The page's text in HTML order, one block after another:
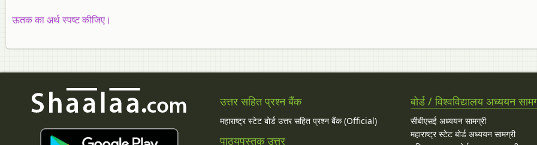
ऊतक का अर्थ स्पष्ट कीजिए।
उत्तर सहित प्रश्न बैंक
महाराष्ट्र स्टेट बोर्ड उत्तर सहित प्रश्न बैंक (Official)
पाठ्यपुस्तक उत्तर
बोर्ड / विश्वविद्यालय अध्ययन
सीबीएसई अध्ययन सामग्री
महाराष्ट्र स्टेट बोर्ड अध्ययन सामग्री